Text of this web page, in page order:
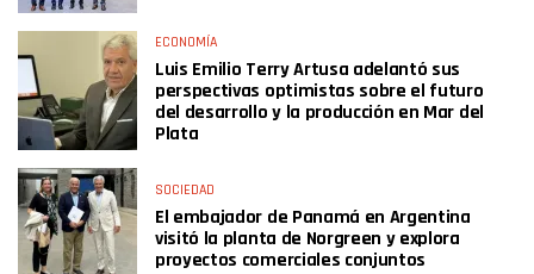
ECONOMÍA
Luis Emilio Terry Artusa adelantó sus
perspectivas optimistas sobre el futuro
del desarrollo y la producción en Mar del
Plata
SOCIEDAD
El embajador de Panamá en Argentina
visitó la planta de Norgreen y explora
proyectos comerciales conjuntos